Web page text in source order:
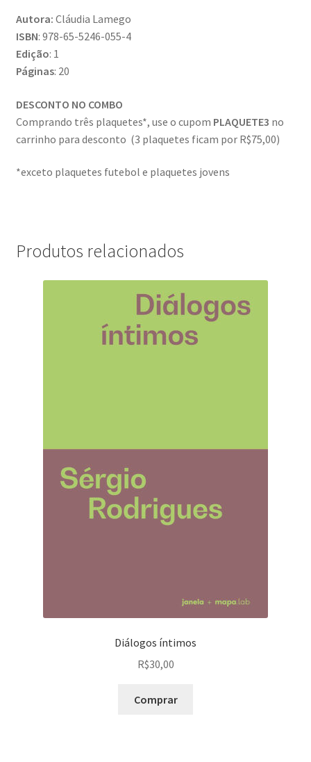
Autora: Cláudia Lamego
ISBN: 978-65-5246-055-4
Edição: 1
Páginas: 20
DESCONTO NO COMBO
Comprando três plaquetes*, use o cupom PLAQUETE3 no
carrinho para desconto (3 plaquetes ficam por R$75,00)
*exceto plaquetes futebol e plaquetes jovens
Produtos relacionados
Diálogos íntimos
R$30,00
Comprar